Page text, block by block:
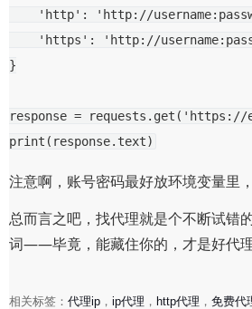
'http' : 'http://
'https' :
'http://
}
response = requests . get ( 'https://
print ( response. text)
注意啊，账号密码最好放环境变量里
总而言之吧，找代理就是个不断试错
词——毕竟，能藏住你的，才是好代理
相关标签： 代理ip ， ip代理 ， http代理 ， 免费代